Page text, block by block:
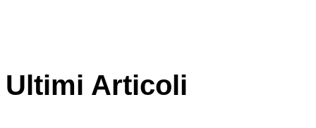
Ultimi Articoli